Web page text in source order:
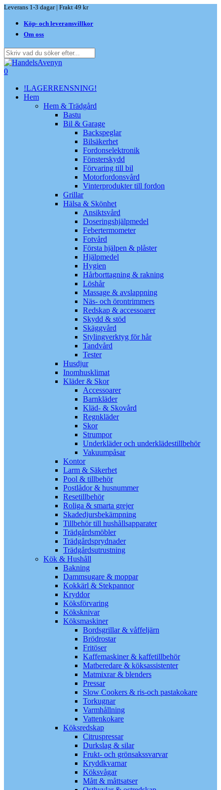
Skip
main
content
Leverans 1-3 dagar | Frakt 49 kr
Köp- och leveransvillkor
Om oss
Close
Search
search
0
!LAGERRENSNING!
Hem
Hem & Trädgård
Bastu
Bil & Garage
Backspeglar
Bilsäkerhet
Fordonselektronik
Fönsterskydd
Förvaring till bil
Motorfordonsvård
Vinterprodukter till fordon
Grillar
Hälsa & Skönhet
Ansiktsvård
Doseringshjälpmedel
Febertermometer
Fotvård
Första hjälpen & plåster
Hjälpmedel
Hygien
Hårborttagning & rakning
Löshår
Massage & avslappning
Näs- och örontrimmers
Redskap & accessoarer
Skydd & stöd
Skäggvård
Stylingverktyg för hår
Tandvård
Tester
Husdjur
Inomhusklimat
Kläder & Skor
Accessoarer
Barnkläder
Kläd- & Skovård
Regnkläder
Skor
Strumpor
Underkläder och underklädestillbehör
Vakuumpåsar
Kontor
Larm & Säkerhet
Pool & tillbehör
Postlådor & husnummer
Resetillbehör
Roliga & smarta grejer
Skadedjursbekämpning
Tillbehör till hushållsapparater
Trädgårdsmöbler
Trädgårdsprydnader
Trädgårdsutrustning
Kök & Hushåll
Bakning
Dammsugare & moppar
Kokkärl & Stekpannor
Kryddor
Köksförvaring
Köksknivar
Köksmaskiner
Bordsgrillar & våffeljärn
Brödrostar
Fritöser
Kaffemaskiner & kaffetillbehör
Matberedare & köksassistenter
Matmixrar & blenders
Pressar
Slow Cookers & ris-och pastakokare
Torkugnar
Varmhållning
Vattenkokare
Köksredskap
Citruspressar
Durkslag & silar
Frukt- och grönsakssvarvar
Kryddkvarnar
Köksvågar
Mått & måttsatser